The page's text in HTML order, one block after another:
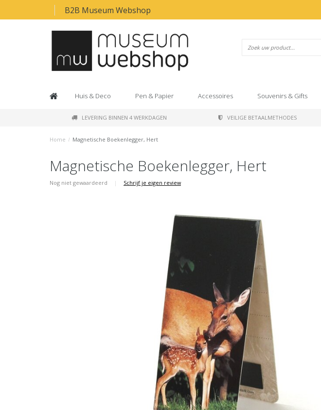
B2B Museum Webshop
Huis & Deco Pen & Papier Accessoires Souvenirs & Gifts
LEVERING BINNEN 4 WERKDAGEN VEILIGE BETAALMETHODES
Home / Magnetische Boekenlegger, Hert
Magnetische Boekenlegger, Hert
Nog niet gewaardeerd | Schrijf je eigen review